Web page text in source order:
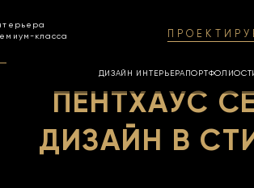
класса
ДИЗАЙН ИНТЕРЬЕРАПОРТФОЛИО
ПЕНТХАУС
ДИЗАЙН В